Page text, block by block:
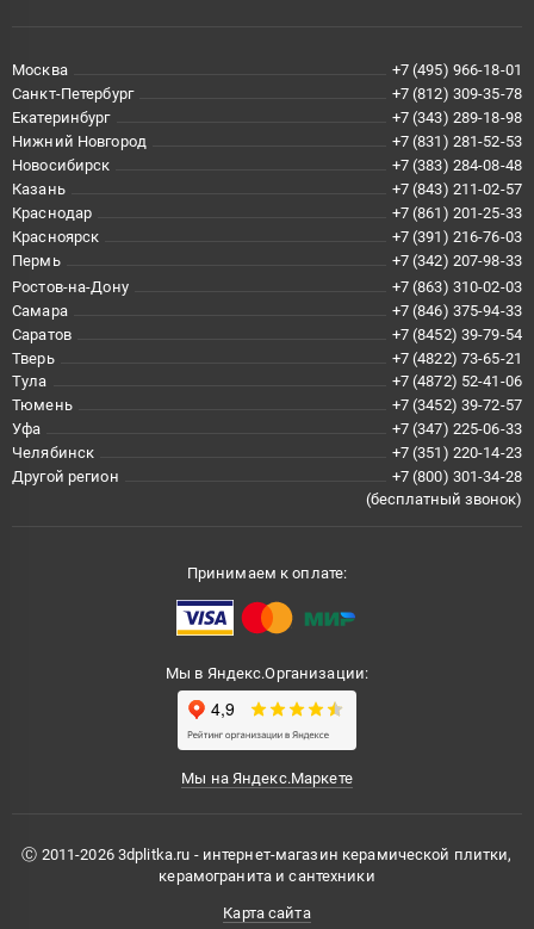
Москва
+7 (495) 966-18-01
Санкт-Петербург
+7 (812) 309-35-78
Екатеринбург
+7 (343) 289-18-98
Нижний Новгород
+7 (831) 281-52-53
Новосибирск
+7 (383) 284-08-48
Казань
+7 (843) 211-02-57
Краснодар
+7 (861) 201-25-33
Красноярск
+7 (391) 216-76-03
Пермь
+7 (342) 207-98-33
Ростов-на-Дону
+7 (863) 310-02-03
Самара
+7 (846) 375-94-33
Саратов
+7 (8452) 39-79-54
Тверь
+7 (4822) 73-65-21
Тула
+7 (4872) 52-41-06
Тюмень
+7 (3452) 39-72-57
Уфа
+7 (347) 225-06-33
Челябинск
+7 (351) 220-14-23
Другой регион
+7 (800) 301-34-28
(бесплатный звонок)
Принимаем к оплате:
Мы в Яндекс.Организации:
Мы на Яндекс.Маркете
Ⓒ 2011-2026 3dplitka.ru - интернет-магазин керамической плитки,
керамогранита и сантехники
Карта сайта